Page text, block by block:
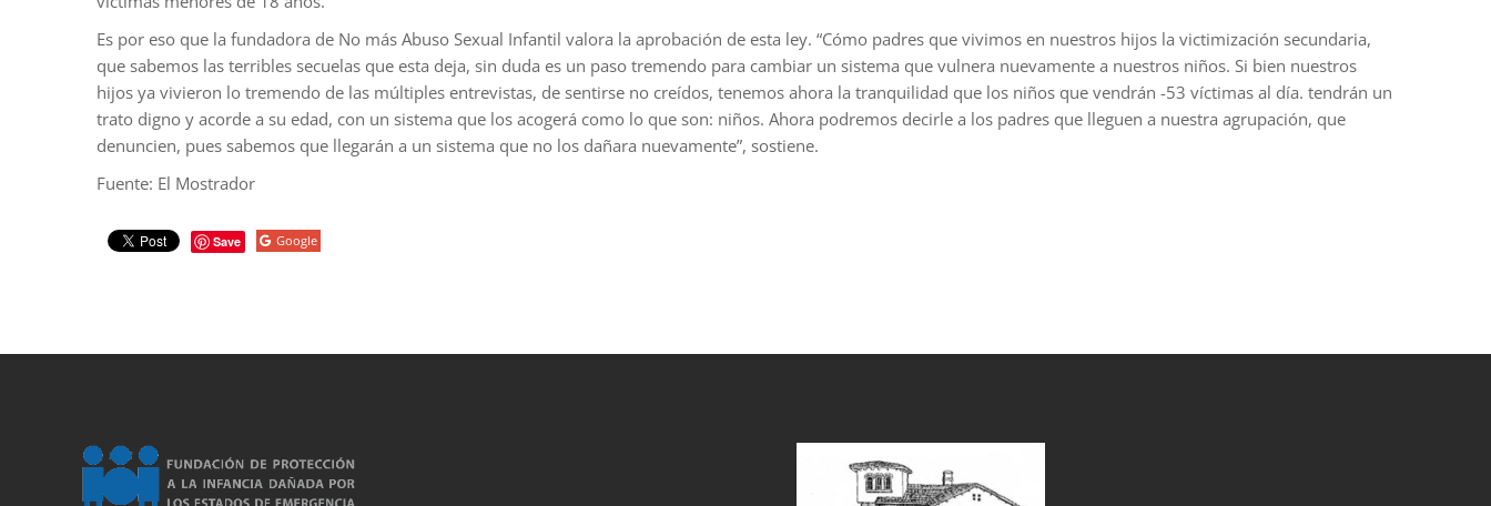
Es por eso que la fundadora de No más Abuso Sexual Infantil valora la aprobación de esta ley. “Cómo padres que vivimos en nuestros hijos la victimización secundaria,
que sabemos las terribles secuelas que esta deja, sin duda es un paso tremendo para cambiar un sistema que vulnera nuevamente a nuestros niños. Si bien nuestros
hijos ya vivieron lo tremendo de las múltiples entrevistas, de sentirse no creídos, tenemos ahora la tranquilidad que los niños que vendrán -53 víctimas al día. tendrán un
trato digno y acorde a su edad, con un sistema que los acogerá como lo que son: niños. Ahora podremos decirle a los padres que lleguen a nuestra agrupación, que
denuncien, pues sabemos que llegarán a un sistema que no los dañara nuevamente”, sostiene.
Fuente: El Mostrador
Google
Save